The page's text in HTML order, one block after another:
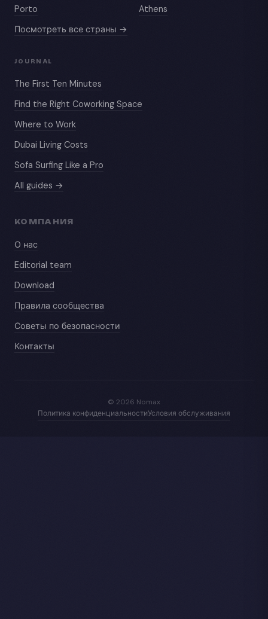
Porto
Athens
Посмотреть все страны →
JOURNAL
The First Ten Minutes
Find the Right Coworking Space
Where to Work
Dubai Living Costs
Sofa Surfing Like a Pro
All guides →
КОМПАНИЯ
О нас
Editorial team
Download
Правила сообщества
Советы по безопасности
Контакты
© 2026 Nomax
Политика конфиденциальностиУсловия обслуживания